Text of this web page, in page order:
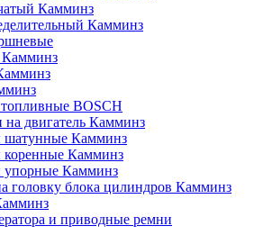
Камминз
Камминз
Камминз
BOSCH
на двигатель Камминз
Камминз
Камминз
Камминз
головку блока цилиндров Камминз
и приводные ремни